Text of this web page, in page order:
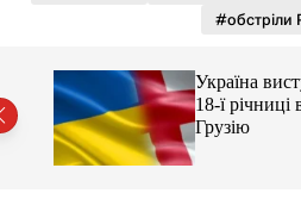
у
#обстріли
Україна
18-ї
Грузію